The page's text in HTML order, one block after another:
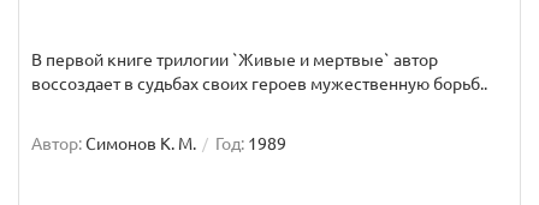
В первой книге трилогии `Живые и мертвые` автор
воссоздает в судьбах своих героев мужественную борьб..
Автор:Симонов К. М. Год: 1989